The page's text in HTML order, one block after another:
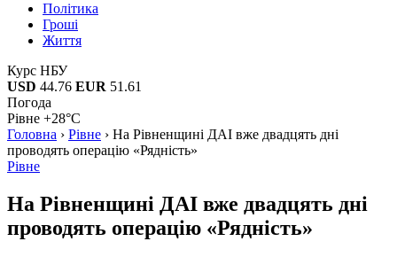
Політика
Гроші
Життя
Курс НБУ
USD 44.76 EUR 51.61
Погода
Рівне +28°C
Головна › Рівне › На Рівненщині ДАІ вже двадцять дні
проводять операцію «Рядність»
Рівне
На Рівненщині ДАІ вже двадцять дні
проводять операцію «Рядність»